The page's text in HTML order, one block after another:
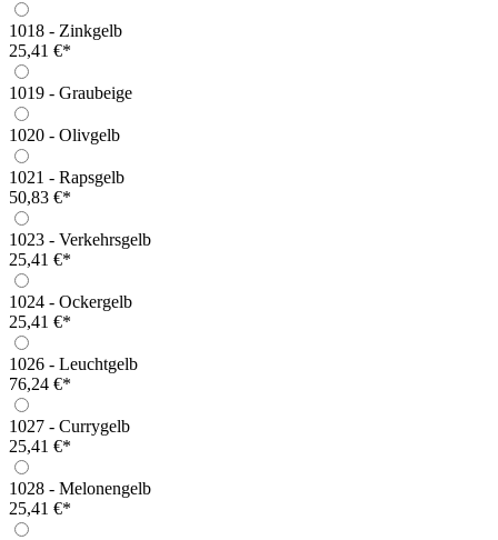
1018 - Zinkgelb
25,41 €*
1019 - Graubeige
1020 - Olivgelb
1021 - Rapsgelb
50,83 €*
1023 - Verkehrsgelb
25,41 €*
1024 - Ockergelb
25,41 €*
1026 - Leuchtgelb
76,24 €*
1027 - Currygelb
25,41 €*
1028 - Melonengelb
25,41 €*